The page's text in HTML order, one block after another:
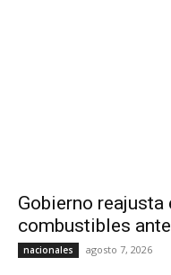
Gobierno
combustibles
nacionales agosto 7, 2026